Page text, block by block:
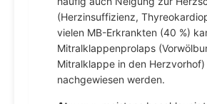
(Herzinsuffizienz,
vielen MB-Erkrankten (40 %)
Mitralklappenprolaps
Mitralklappe in den Herzvorhof)
nachgewiesen werden.